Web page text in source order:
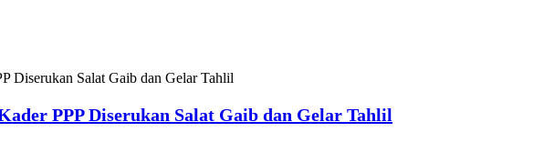
PPP Diserukan Salat Gaib dan Gelar Tahlil